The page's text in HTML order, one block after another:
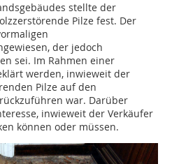
stellte der
Pilze fest. Der
der jedoch
sei. Im Rahmen einer
werden, inwieweit der
Pilze auf den
war. Darüber
inwieweit der Verkäufer
können oder müssen.